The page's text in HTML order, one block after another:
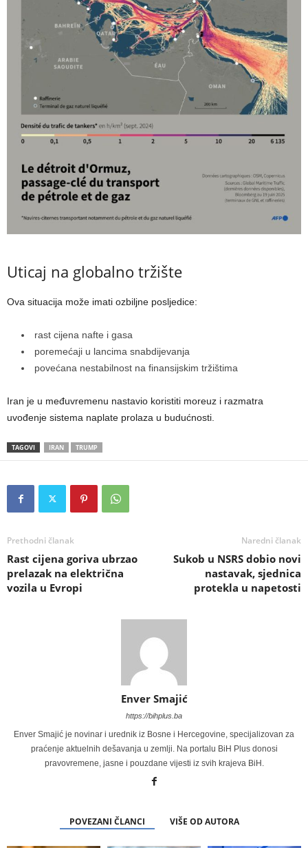
Uticaj na globalno tržište
Ova situacija može imati ozbiljne posljedice:
rast cijena nafte i gasa
poremećaji u lancima snabdijevanja
povećana nestabilnost na finansijskim tržištima
Iran je u međuvremenu nastavio koristiti moreuz i razmatra
uvođenje sistema naplate prolaza u budućnosti.
TAGOVI IRAN TRUMP
Prethodni članak
Rast cijena goriva ubrzao
prelazak na električna
vozila u Evropi
Naredni članak
Sukob u NSRS dobio novi
nastavak, sjednica
protekla u napetosti
Enver Smajić
https://bihplus.ba
Enver Smajić je novinar i urednik iz Bosne i Hercegovine, specijalizovan za
praćenje aktuelnih dešavanja u zemlji. Na portalu BiH Plus donosi
pravovremene, jasne i pouzdane vijesti iz svih krajeva BiH.
POVEZANI ČLANCI VIŠE OD AUTORA